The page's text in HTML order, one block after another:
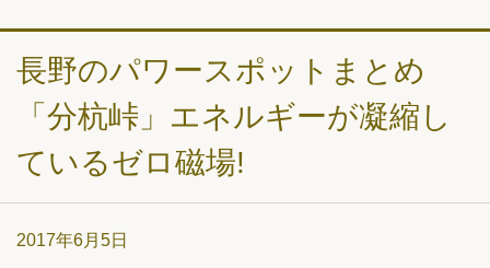
長野のパワースポットまとめ
「分杭峠」エネルギーが凝縮し
ているゼロ磁場!
2017年6月5日